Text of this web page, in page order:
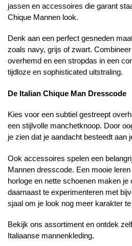
jassen en accessoires die garant
Chique Mannen look.
Denk aan een perfect gesneden
zoals navy, grijs of zwart.
overhemd en een stropdas in een
tijdloze en sophisticated uitstraling.
De Italian Chique Man Dresscode
Kies voor een subtiel gestreept
een stijlvolle manchetknoop. Door
je zien dat je aandacht besteedt aan
Ook accessoires spelen een
Mannen dresscode. Een mooie
horloge en nette schoenen maken je
daarnaast te experimenteren met
sjaal om je look nog meer karakter
Bekijk ons assortiment en ontdek
Italiaanse mannenkleding.